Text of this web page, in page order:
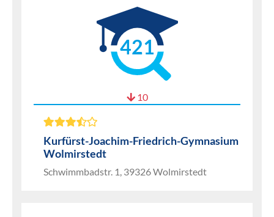
421
10
Kurfürst-Joachim-Friedrich-Gymnasium
Wolmirstedt
Schwimmbadstr. 1, 39326 Wolmirstedt